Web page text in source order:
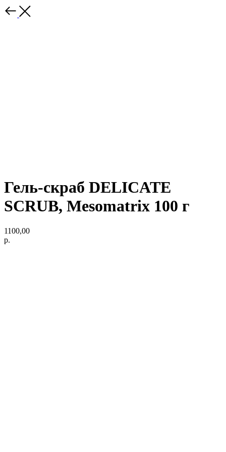
Гель-скраб DELICATE
SCRUB, Mesomatrix 100 г
1100,00
р.